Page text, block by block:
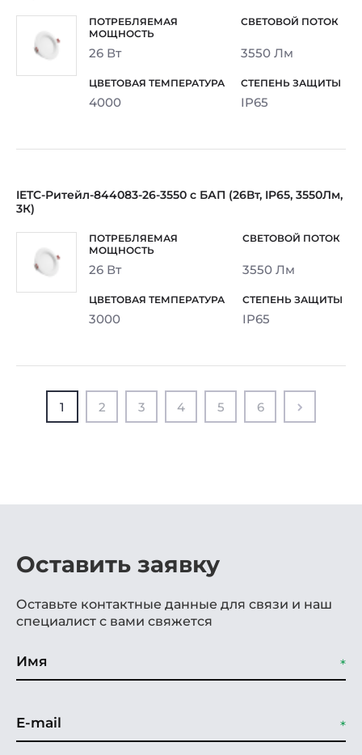
26 Вт 3550 Лм
4000 IP65
IETC-Ритейл-844083-26-3550 с БАП (26Вт, IP65, 3550Лм,
3К)
26 Вт 3550 Лм
3000 IP65
1 2 3 4 5 6
Оставить заявку
Оставьте контактные данные для связи и наш
специалист с вами свяжется